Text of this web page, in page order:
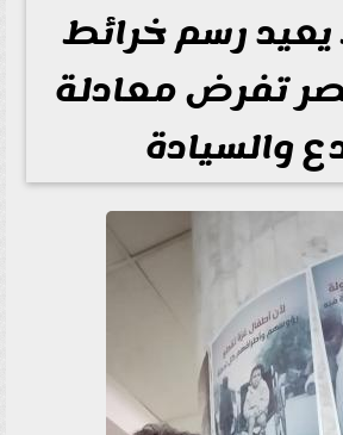
رسم خرائط
تفرض معادلة
والسيادة